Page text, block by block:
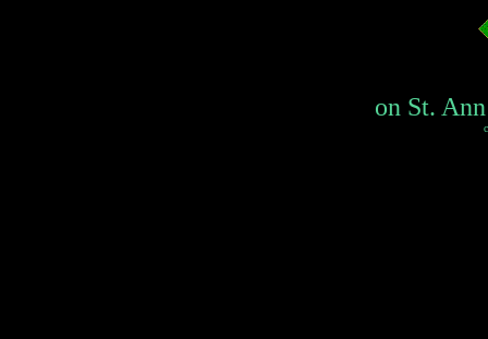
on St.